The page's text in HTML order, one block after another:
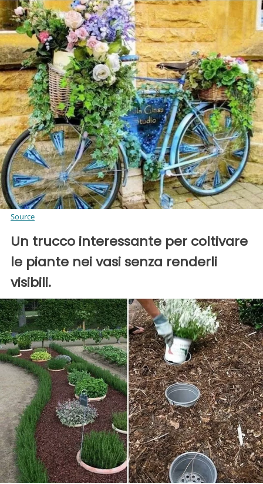
Source
Un trucco interessante per coltivare
le piante nei vasi senza renderli
visibili.